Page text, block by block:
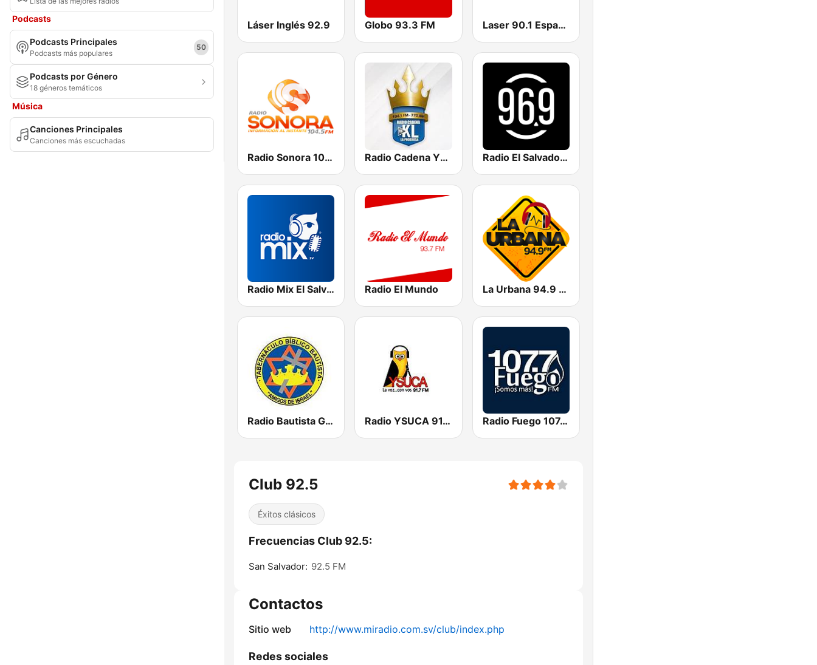
Podcasts
Podcasts Principales
Podcasts más populares
50
Podcasts por Género
18 géneros temáticos
Música
Canciones Principales
Canciones más escuchadas
Láser Inglés 92.9 Globo 93.3 FM Laser 90.1 Español
Radio Sonora 104.5 FM Radio Cadena YSKL La Poderosa Radio El Salvador | 96.9 FM
Radio Mix El Salvador Radio El Mundo La Urbana 94.9 FM
Radio Bautista Global 89.7 FM Radio YSUCA 91.7 FM Radio Fuego 107.7 FM
Club 92.5
Éxitos clásicos
Frecuencias Club 92.5:
San Salvador: 92.5 FM
Contactos
Sitio web http://www.miradio.com.sv/club/index.php
Redes sociales